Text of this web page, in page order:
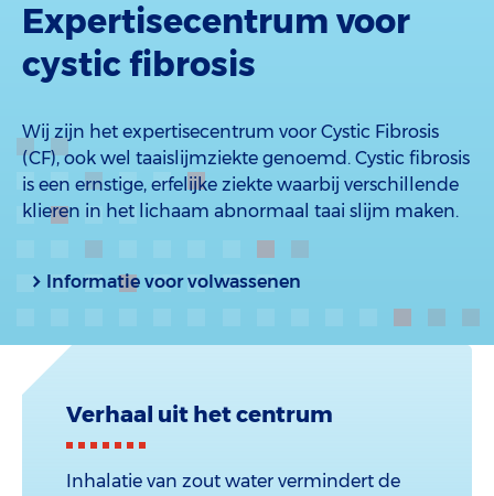
Expertisecentrum voor
cystic fibrosis
Wij zijn het expertisecentrum voor Cystic Fibrosis
(CF), ook wel taaislijmziekte genoemd. Cystic fibrosis
is een ernstige, erfelijke ziekte waarbij verschillende
klieren in het lichaam abnormaal taai slijm maken.
Informatie voor volwassenen
Verhaal uit het centrum
Inhalatie van zout water vermindert de